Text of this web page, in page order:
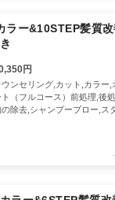
ラー&10STEP髪質
円
ウンセリング,カット,カラー,
ト（フルコース）前処理,後
の除去,シャンプーブロー,ス